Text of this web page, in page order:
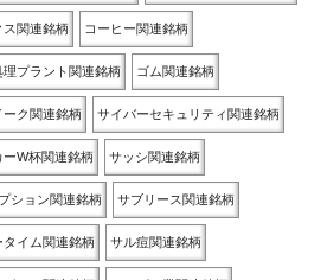
ス関連銘柄 コーヒー関連銘柄
理プラント関連銘柄 ゴム関連銘柄
ーク関連銘柄 サイバーセキュリティ関連銘柄
ーW杯関連銘柄 サッシ関連銘柄
ション関連銘柄 サブリース関連銘柄
タイム関連銘柄 サル痘関連銘柄